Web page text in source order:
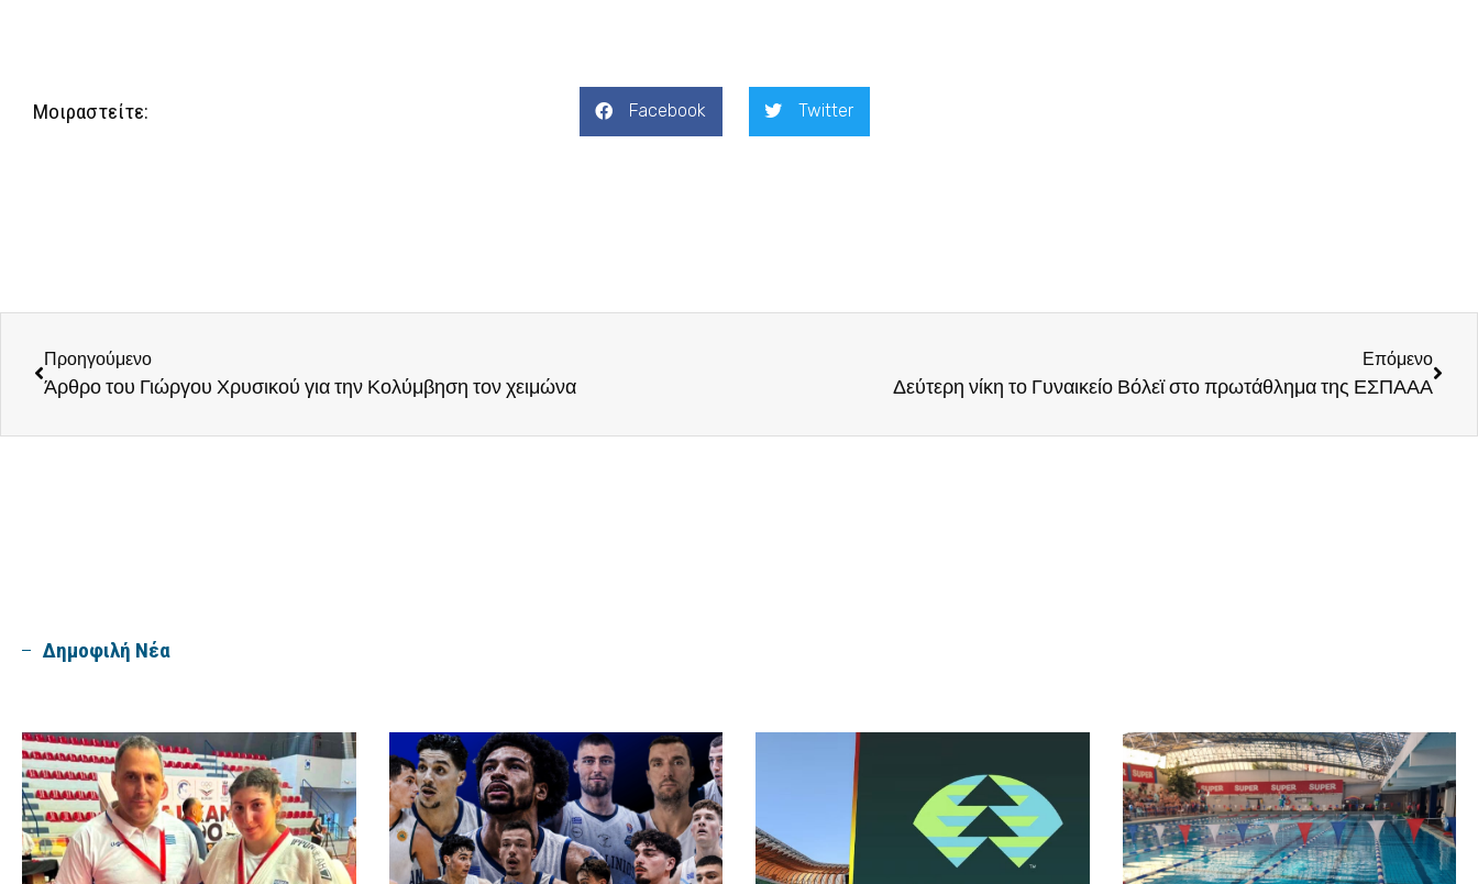
Μοιραστείτε: Facebook Twitter
Προηγούμενο
Άρθρο του Γιώργου Χρυσικού για την Κολύμβηση τον χειμώνα
Επόμενο
Δεύτερη νίκη το Γυναικείο Βόλεϊ στο πρωτάθλημα της ΕΣΠΑΑΑ
Δημοφιλή Νέα